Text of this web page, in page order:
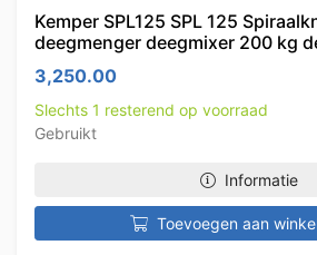
Kemper SPL125 SPL 125
deegmenger deegmixer 200 kg
3,250.00
Slechts 1 resterend op voorraad
Gebruikt
Informatie
Toevoegen aan